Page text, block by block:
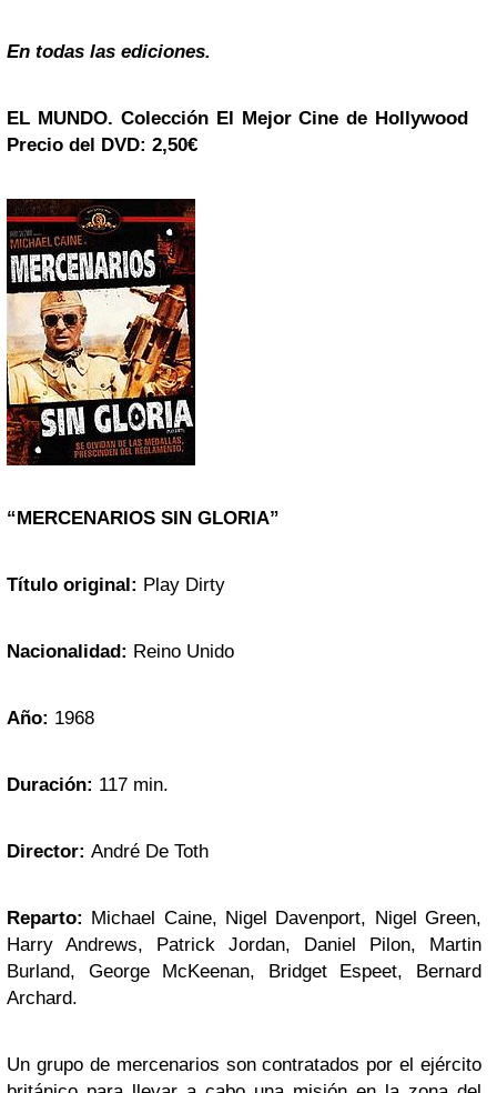
En todas las ediciones.
EL MUNDO. Colección El Mejor Cine de Hollywood
Precio del DVD: 2,50€
“MERCENARIOS SIN GLORIA”
Título original: Play Dirty
Nacionalidad: Reino Unido
Año: 1968
Duración: 117 min.
Director: André De Toth
Reparto: Michael Caine, Nigel Davenport, Nigel Green,
Harry Andrews, Patrick Jordan, Daniel Pilon, Martin
Burland, George McKeenan, Bridget Espeet, Bernard
Archard.
Un grupo de mercenarios son contratados por el ejército